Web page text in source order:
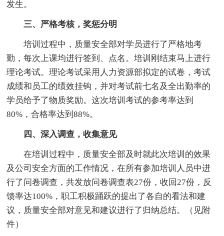
发生。
三、严格考核，奖惩分明
培训过程中，质量安全部对学员进行了严格地考
勤，每次上课均进行签到、点名。培训刚结束马上进行
理论考试。理论考试采用人力资源部拟定的试卷，考试
成绩和员工的绩效挂钩，并对考试前七名及全出勤率的
学员给予了物质奖励。这次培训考试的参考率达到
80%，合格率达到88%。
四、深入调查，收集意见
在培训过程中，质量安全部及时就此次培训的效果
及公司安全方面的工作情况，在所有参加培训人员中进
行了问卷调查，共发放问卷调查表27份，收回27份，反
馈率达100%，职工积极踊跃的提出了各自的看法和建
议，质量安全部对意见和建议进行了归纳总结。（见附
件）